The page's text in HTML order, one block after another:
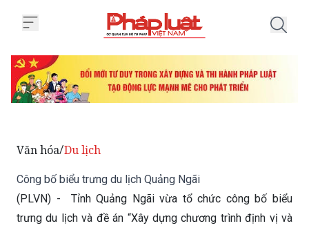
Văn hóa/Du lịch
Công bố biểu trưng du lịch Quảng Ngãi
(PLVN) - Tỉnh Quảng Ngãi vừa tổ chức công bố biểu
trưng du lịch và đề án “Xây dựng chương trình định vị và